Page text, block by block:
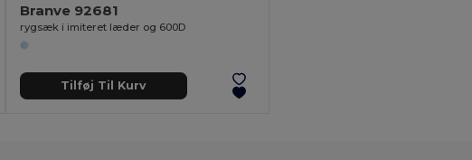
Branve 92681
rygsæk i imiteret læder og 600D
Tilføj Til Kurv